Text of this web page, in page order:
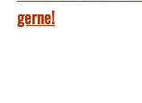
gerne!